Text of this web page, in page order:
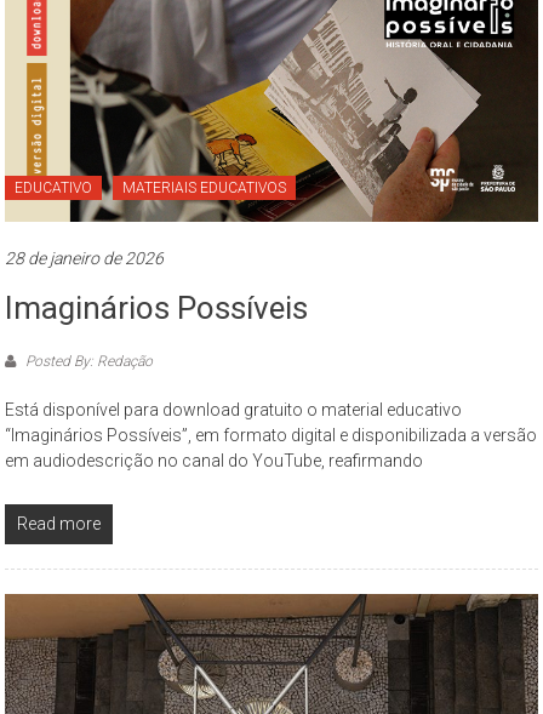
como
espaço
reflexão,
que
tem
permanente
de
estudo
a
de
São
Paulo,
compreendendo
os
da
contemporânea
a
partir
EDUCATIVO MATERIAIS EDUCATIVOS
28 de janeiro de 2026
Imaginários Possíveis
Posted By: Redação
Está disponível para download gratuito o material educativo
“Imaginários Possíveis”, em formato digital e disponibilizada a versão
em audiodescrição no canal do YouTube, reafirmando
Read more